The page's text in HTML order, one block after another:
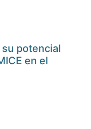
potencial
en el